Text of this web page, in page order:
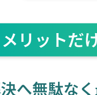
メリットだ
へ無駄なく